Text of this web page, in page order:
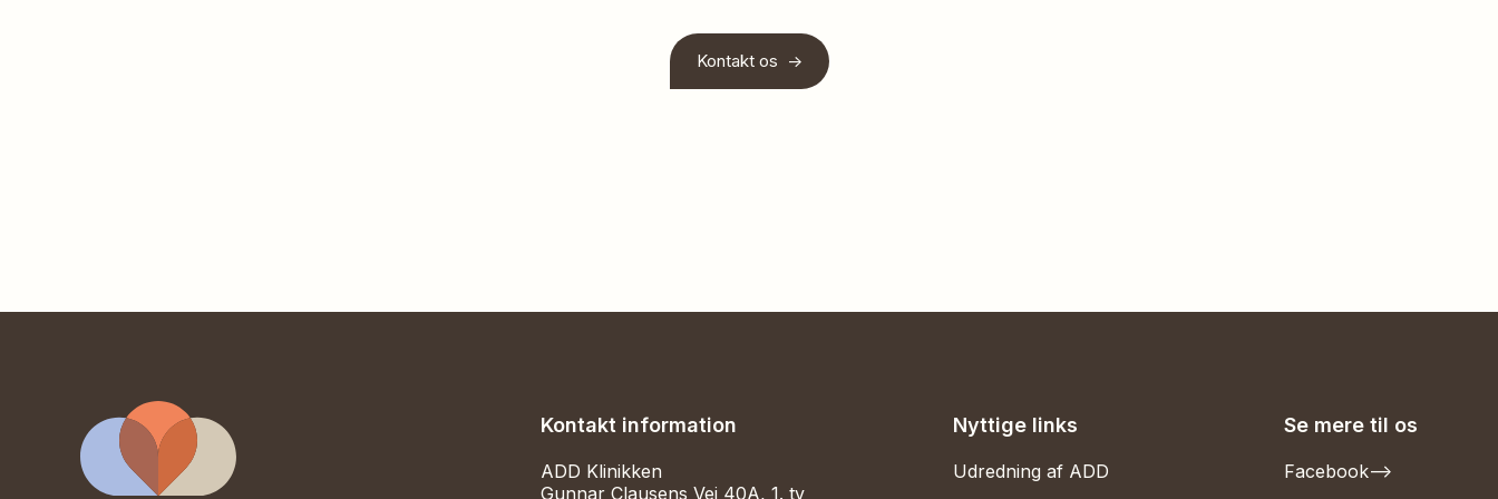
Kontakt os ->
Kontakt information
ADD Klinikken
Gunnar Clausens Vej 40A, 1. tv
Nyttige links
Udredning af ADD
Se mere til os
Facebook-->